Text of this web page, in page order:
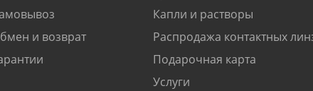
и возврат
Капли и растворы
Распродажа контактных
Подарочная карта
Услуги